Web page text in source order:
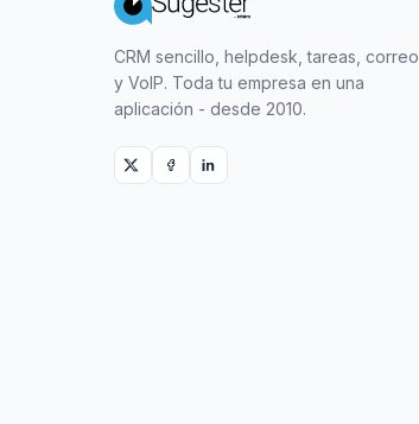
CRM sencillo, helpdesk, tareas, correo
y VoIP. Toda tu empresa en una
aplicación - desde 2010.